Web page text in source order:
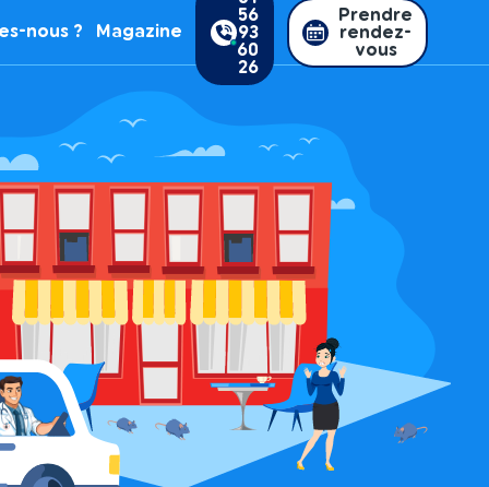
nous ? Magazine
56
93
60
26
Prendre
rendez-
vous